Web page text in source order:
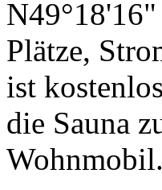
Plätze,
ist
die Sauna
Wohnmobil.